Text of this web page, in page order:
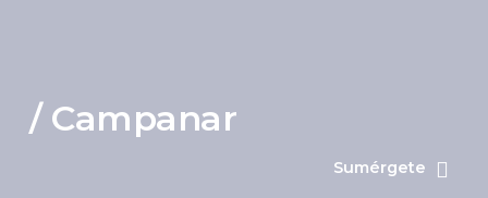
/ Campanar
Sumérgete